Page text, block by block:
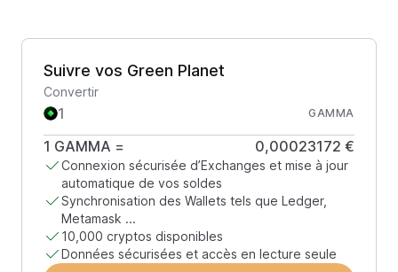
Suivre vos Green Planet
Convertir
GAMMA
1 GAMMA = 0,00023172 €
Connexion sécurisée d’Exchanges et mise à jour
automatique de vos soldes
Synchronisation des Wallets tels que Ledger,
Metamask ...
10,000 cryptos disponibles
Données sécurisées et accès en lecture seule